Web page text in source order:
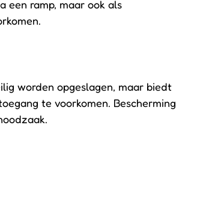
een ramp, maar ook als
worden opgeslagen, maar biedt
te voorkomen. Bescherming